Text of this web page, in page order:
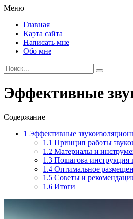
Меню
Главная
Карта сайта
Написать мне
Обо мне
Эффективные
Содержание
1 Эффективные
1.1 Принцип работы
1.2 Материалы и
1.3 Пошагова инструкция
1.4 Оптимальное
1.5 Советы и
1.6 Итоги